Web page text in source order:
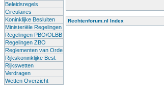
Beleidsregels
Circulaires
Koninklijke Besluiten
Ministeriële Regelingen
Regelingen PBO/OLBB
Regelingen ZBO
Reglementen van Orde
Rijkskoninklijke Besl.
Rijkswetten
Verdragen
Wetten Overzicht
Rechtenforum.nl Index